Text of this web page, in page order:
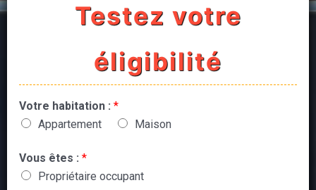
Testez votre
éligibilité
Votre habitation : *
Appartement
Maison
Vous êtes : *
Propriétaire occupant